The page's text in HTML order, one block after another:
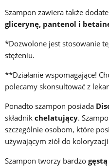
Szampon zawiera także
glicerynę, pantenol i
*Dozwolone jest stosowanie
stężeniu.
**Działanie wspomagające!
polecamy skonsultować z
Ponadto szampon posiada
składnik chelatujący.
szczególnie osobom, które
używającym ziół do
Szampon tworzy bardzo